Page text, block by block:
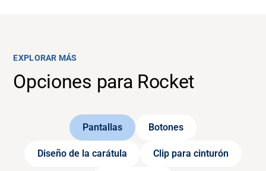
EXPLORAR MÁS
Opciones para Rocket
Pantallas Botones
Diseño de la carátula Clip para cinturón